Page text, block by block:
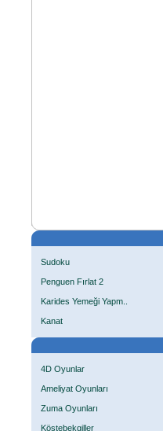
Sudoku
Penguen Fırlat 2
Karides Yemeği Yapm..
Kanat
4D Oyunlar
Ameliyat Oyunları
Zuma Oyunları
Köstebekgiller